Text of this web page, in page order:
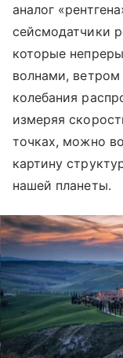
аналог
сейсмодатчики
которые
волнами, ветром
колебания
измеряя
точках, можно
картину
нашей планеты.